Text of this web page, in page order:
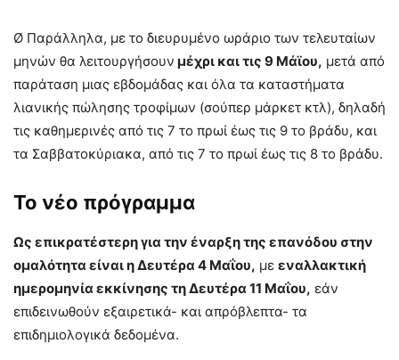
Ø Παράλληλα, με το διευρυμένο ωράριο των τελευταίων
μηνών θα λειτουργήσουν μέχρι και τις 9 Μάϊου, μετά από
παράταση μιας εβδομάδας και όλα τα καταστήματα
λιανικής πώλησης τροφίμων (σούπερ μάρκετ κτλ), δηλαδή
τις καθημερινές από τις 7 το πρωί έως τις 9 το βράδυ, και
τα Σαββατοκύριακα, από τις 7 το πρωί έως τις 8 το βράδυ.
Το νέο πρόγραμμα
Ως επικρατέστερη για την έναρξη της επανόδου στην
ομαλότητα είναι η Δευτέρα 4 Μαΐου, με εναλλακτική
ημερομηνία εκκίνησης τη Δευτέρα 11 Μαΐου, εάν
επιδεινωθούν εξαιρετικά- και απρόβλεπτα- τα
επιδημιολογικά δεδομένα.